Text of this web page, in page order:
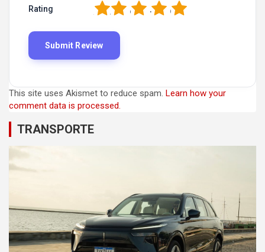
Rating 5
4
3
2
This site uses Akismet to reduce spam. Learn how your
comment data is processed.
TRANSPORTE